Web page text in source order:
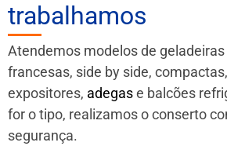
trabalhamos
Atendemos modelos de
francesas, side by side,
expositores, adegase balcões
for o tipo, realizamos o conserto
segurança.